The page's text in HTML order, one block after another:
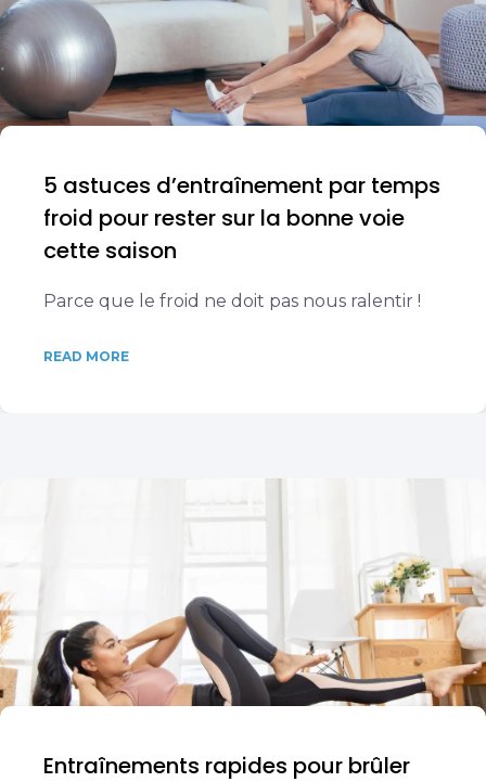
5 astuces d’entraînement par temps
froid pour rester sur la bonne voie
cette saison
Parce que le froid ne doit pas nous ralentir !
READ MORE
Entraînements rapides pour brûler